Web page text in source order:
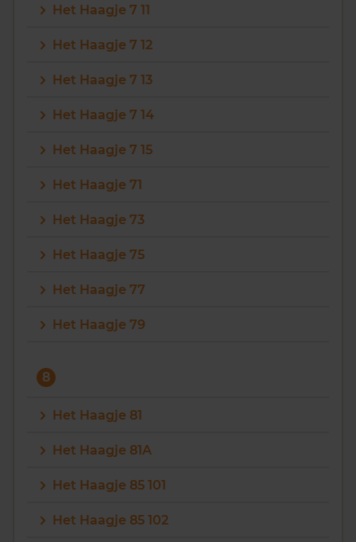
Het Haagje 7 11
Het Haagje 7 12
Het Haagje 7 13
Het Haagje 7 14
Het Haagje 7 15
Het Haagje 71
Het Haagje 73
Het Haagje 75
Het Haagje 77
Het Haagje 79
8
Het Haagje 81
Het Haagje 81A
Het Haagje 85 101
Het Haagje 85 102